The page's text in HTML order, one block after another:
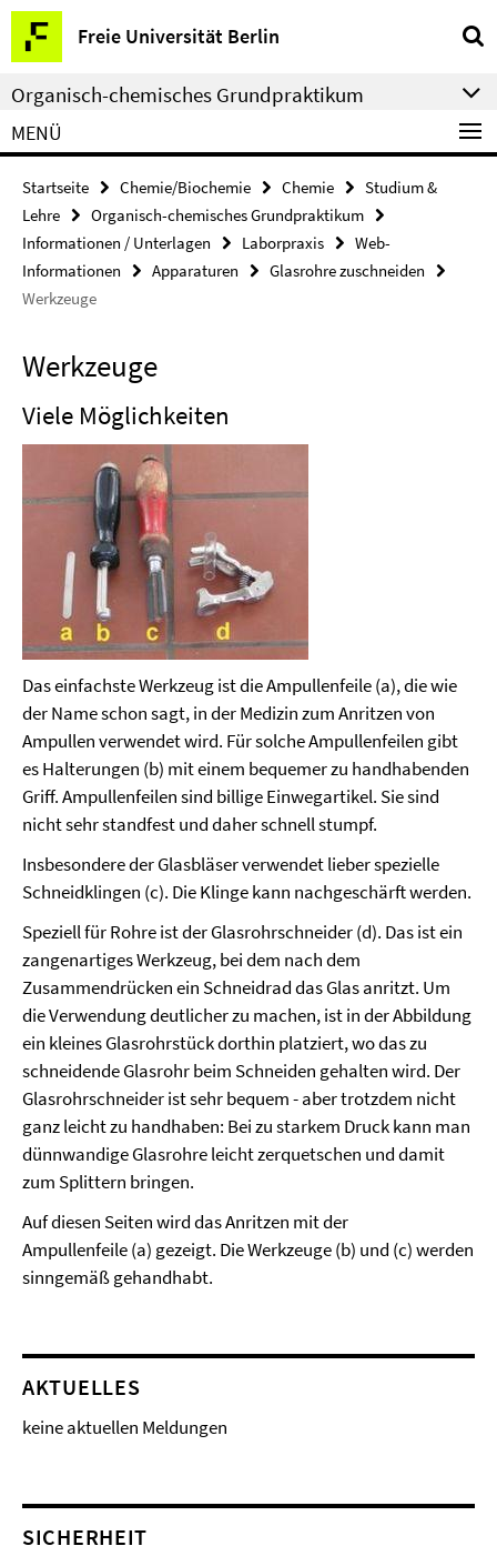
Springe
direkt
zu
Inhalt
Freie Universität Berlin
Service-
Navigation
Organisch-chemisches Grundpraktikum
MENÜ
Startseite Chemie/Biochemie Chemie
Studium &
Lehre
Organisch-chemisches Grundpraktikum
Informationen / Unterlagen
Laborpraxis
Web-
Informationen
Apparaturen
Glasrohre zuschneiden
Werkzeuge
Werkzeuge
Viele Möglichkeiten
Das einfachste Werkzeug ist die Ampullenfeile (a), die wie
der Name schon sagt, in der Medizin zum Anritzen von
Ampullen verwendet wird. Für solche Ampullenfeilen gibt
es Halterungen (b) mit einem bequemer zu handhabenden
Griff. Ampullenfeilen sind billige Einwegartikel. Sie sind
nicht sehr standfest und daher schnell stumpf.
Insbesondere der Glasbläser verwendet lieber spezielle
Schneidklingen (c). Die Klinge kann nachgeschärft werden.
Speziell für Rohre ist der Glasrohrschneider (d). Das ist ein
zangenartiges Werkzeug, bei dem nach dem
Zusammendrücken ein Schneidrad das Glas anritzt. Um
die Verwendung deutlicher zu machen, ist in der Abbildung
ein kleines Glasrohrstück dorthin platziert, wo das zu
schneidende Glasrohr beim Schneiden gehalten wird. Der
Glasrohrschneider ist sehr bequem - aber trotzdem nicht
ganz leicht zu handhaben: Bei zu starkem Druck kann man
dünnwandige Glasrohre leicht zerquetschen und damit
zum Splittern bringen.
Auf diesen Seiten wird das Anritzen mit der
Ampullenfeile (a) gezeigt. Die Werkzeuge (b) und (c) werden
sinngemäß gehandhabt.
AKTUELLES
keine aktuellen Meldungen
SICHERHEIT